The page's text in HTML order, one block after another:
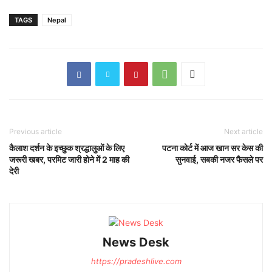
TAGS Nepal
Previous article
कैलाश दर्शन के इच्छुक श्रद्धालुओं के लिए
जरूरी खबर, परमिट जारी होने में 2 माह की
देरी
Next article
पटना कोर्ट में आज खान सर केस की
सुनवाई, सबकी नजर फैसले पर
News Desk
https://pradeshlive.com